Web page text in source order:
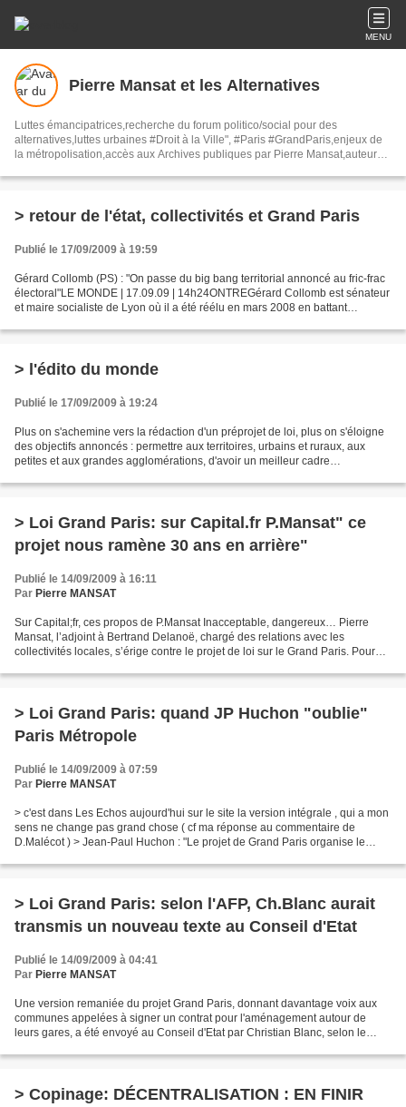
MENU
Pierre Mansat et les Alternatives
Luttes émancipatrices,recherche du forum politico/social pour des
alternatives,luttes urbaines #Droit à la Ville", #Paris #GrandParis,enjeux de
la métropolisation,accès aux Archives publiques par Pierre Mansat,auteur‼️
#Audin>bénevole Secours Populaire>Comité Laghouat-France>#Mumia
> retour de l'état, collectivités et Grand Paris
Publié le 17/09/2009 à 19:59
Gérard Collomb (PS) : "On passe du big bang territorial annoncé au fric-frac
électoral"LE MONDE | 17.09.09 | 14h24ONTREGérard Collomb est sénateur
et maire socialiste de Lyon où il a été réélu en mars 2008 en battant
> l'édito du monde
Publié le 17/09/2009 à 19:24
Plus on s'achemine vers la rédaction d'un préprojet de loi, plus on s'éloigne
des objectifs annoncés : permettre aux territoires, urbains et ruraux, aux
petites et aux grandes agglomérations, d'avoir un meilleur cadre
> Loi Grand Paris: sur Capital.fr P.Mansat" ce
projet nous ramène 30 ans en arrière"
Publié le 14/09/2009 à 16:11
Par Pierre MANSAT
Sur Capital;fr, ces propos de P.Mansat Inacceptable, dangereux… Pierre
Mansat, l’adjoint à Bertrand Delanoë, chargé des relations avec les
collectivités locales, s’érige contre le projet de loi sur le Grand Paris. Pour
> Loi Grand Paris: quand JP Huchon "oublie"
Paris Métropole
Publié le 14/09/2009 à 07:59
Par Pierre MANSAT
> c'est dans Les Echos aujourd'hui sur le site la version intégrale , qui a mon
sens ne change pas grand chose ( cf ma réponse au commentaire de
D.Malécot ) > Jean-Paul Huchon : "Le projet de Grand Paris organise le
> Loi Grand Paris: selon l'AFP, Ch.Blanc aurait
transmis un nouveau texte au Conseil d'Etat
Publié le 14/09/2009 à 04:41
Par Pierre MANSAT
Une version remaniée du projet Grand Paris, donnant davantage voix aux
communes appelées à signer un contrat pour l'aménagement autour de
leurs gares, a été envoyé au Conseil d'Etat par Christian Blanc, selon le
> Copinage: DÉCENTRALISATION : EN FINIR